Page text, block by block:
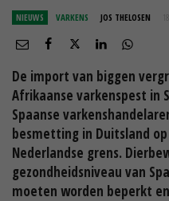
NIEUWS VARKENS JOS THELOSEN
De import van biggen
Afrikaanse varkenspest in
Spaanse
besmetting in Duitsland
Nederlandse grens.
gezondheidsniveau van
moeten worden beperkt